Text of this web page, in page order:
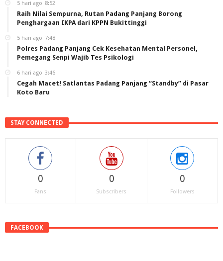
5 hari ago 8:52
Raih Nilai Sempurna, Rutan Padang Panjang Borong
Penghargaan IKPA dari KPPN Bukittinggi
5 hari ago 7:48
Polres Padang Panjang Cek Kesehatan Mental Personel,
Pemegang Senpi Wajib Tes Psikologi
6 hari ago 3:46
Cegah Macet! Satlantas Padang Panjang “Standby” di Pasar
Koto Baru
STAY CONNECTED
0
Fans
0
Subscribers
0
Followers
FACEBOOK